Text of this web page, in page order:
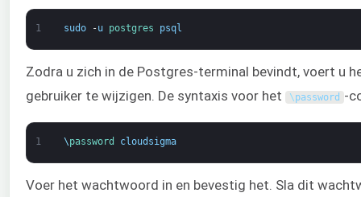
1 sudo -u postgres psql
Zodra u zich in de Postgres-terminal bevindt, voert u
gebruiker te wijzigen. De syntaxis voor het
\password -
1 \password cloudsigma
Voer het wachtwoord in en bevestig het. Sla dit